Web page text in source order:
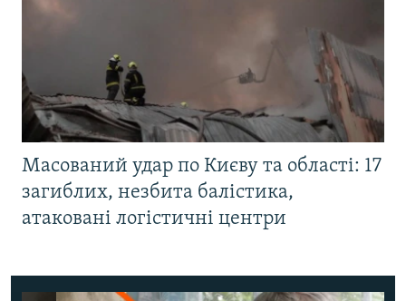
Масований удар по Києву та області: 17
загиблих, незбита балістика,
атаковані логістичні центри